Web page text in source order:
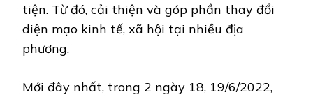
tiện. Từ đó, cải thiện và góp phần thay đổi
diện mạo kinh tế, xã hội tại nhiều địa
phương.
Mới đây nhất, trong 2 ngày 18, 19/6/2022,